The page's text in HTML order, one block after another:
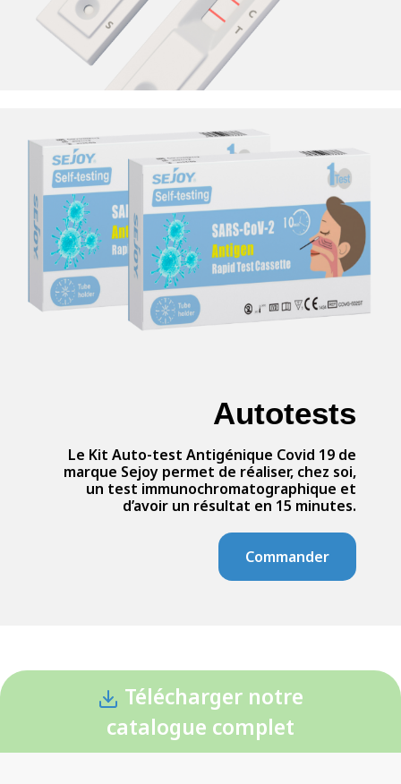
Autotests
Le Kit Auto-test Antigénique Covid 19 de
marque Sejoy permet de réaliser, chez soi,
un test immunochromatographique et
d’avoir un résultat en 15 minutes.
Commander
Télécharger notre
catalogue complet